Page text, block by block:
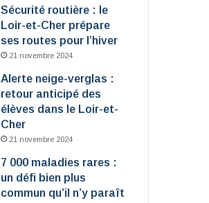
Sécurité routière : le
Loir-et-Cher prépare
ses routes pour l’hiver
21 novembre 2024
Alerte neige-verglas :
retour anticipé des
élèves dans le Loir-et-
Cher
21 novembre 2024
7 000 maladies rares :
un défi bien plus
commun qu’il n’y paraît